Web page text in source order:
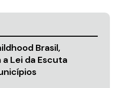
Brasil,
Lei da Escuta